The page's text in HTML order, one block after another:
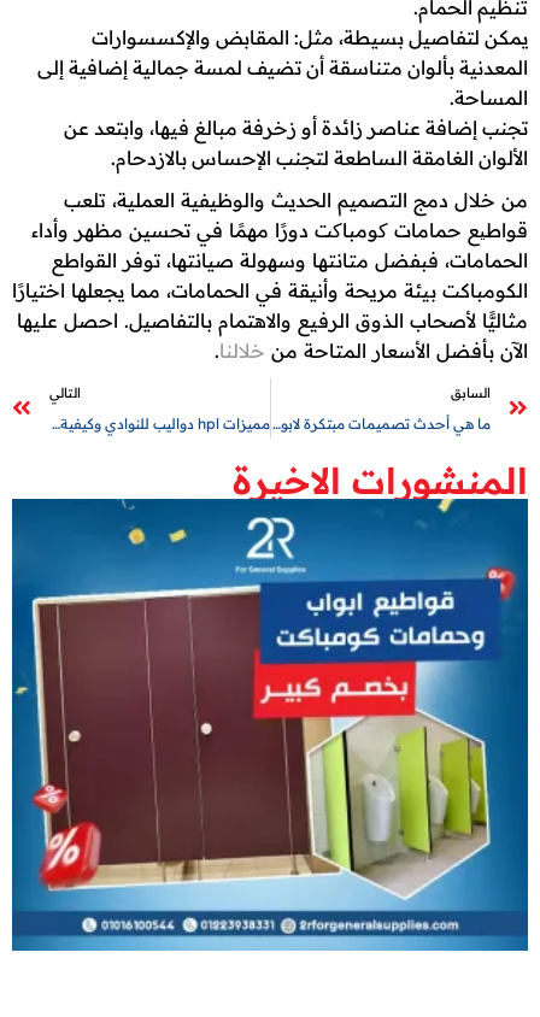
تنظيم الحمام.
يمكن لتفاصيل بسيطة، مثل: المقابض والإكسسوارات
المعدنية بألوان متناسقة أن تضيف لمسة جمالية إضافية إلى
المساحة.
تجنب إضافة عناصر زائدة أو زخرفة مبالغ فيها، وابتعد عن
الألوان الغامقة الساطعة لتجنب الإحساس بالازدحام.
من خلال دمج التصميم الحديث والوظيفية العملية، تلعب
قواطیع حمامات کومباکت دورًا مهمًا في تحسين مظهر وأداء
الحمامات، فبفضل متانتها وسهولة صيانتها، توفر القواطع
الكومباكت بيئة مريحة وأنيقة في الحمامات، مما يجعلها اختيارًا
مثاليًّا لأصحاب الذوق الرفيع والاهتمام بالتفاصيل. احصل عليها
الآن بأفضل الأسعار المتاحة منخلالنا.
السابق
ما هي أحدث تصميمات مبتكرة لابواب حمامات؟
التالي
مميزات hpl دواليب للنوادي وكيفية اختيارها بالشكل المناسب لك؟
المنشورات الاخيرة